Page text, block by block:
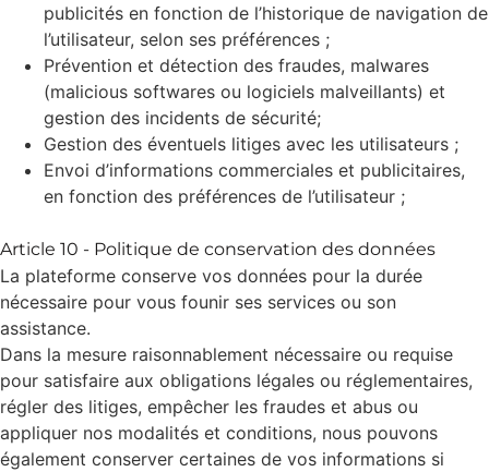
publicités en fonction de l’historique de navigation de
l’utilisateur, selon ses préférences ;
Prévention et détection des fraudes, malwares
(malicious softwares ou logiciels malveillants) et
gestion des incidents de sécurité;
Gestion des éventuels litiges avec les utilisateurs ;
Envoi d’informations commerciales et publicitaires,
en fonction des préférences de l’utilisateur ;
Article 10 - Politique de conservation des données
La plateforme conserve vos données pour la durée
nécessaire pour vous founir ses services ou son
assistance.
Dans la mesure raisonnablement nécessaire ou requise
pour satisfaire aux obligations légales ou réglementaires,
régler des litiges, empêcher les fraudes et abus ou
appliquer nos modalités et conditions, nous pouvons
également conserver certaines de vos informations si